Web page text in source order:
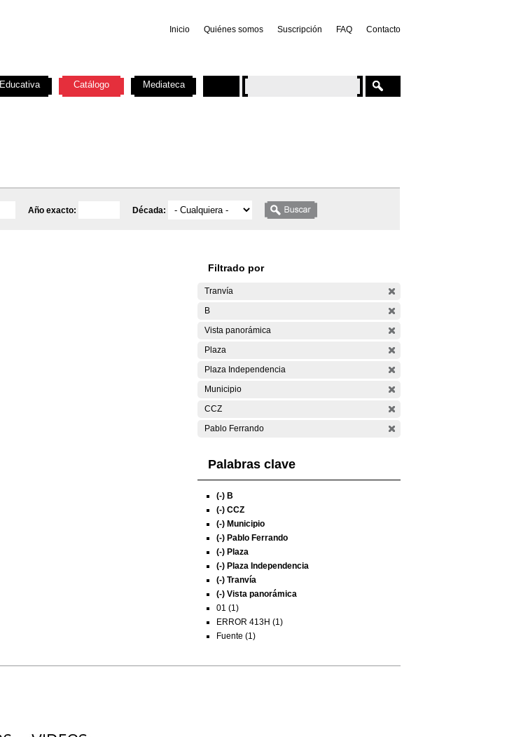
Inicio Quiénes somos Suscripción FAQ Contacto
Año exacto: Década:
Filtrado por
Tranvía
B
Vista panorámica
Plaza
Plaza Independencia
Municipio
CCZ
Pablo Ferrando
Palabras clave
(-) B
(-) CCZ
(-) Municipio
(-) Pablo Ferrando
(-) Plaza
(-) Plaza Independencia
(-) Tranvía
(-) Vista panorámica
01 (1)
ERROR 413H (1)
Fuente (1)
Educativa Catálogo Mediateca